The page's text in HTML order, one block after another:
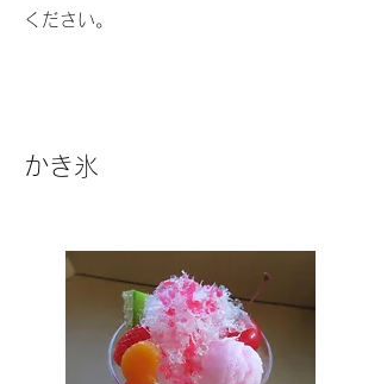
ください。
かき氷